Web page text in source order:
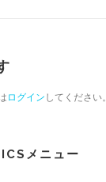
ログインしてください。
メニュー